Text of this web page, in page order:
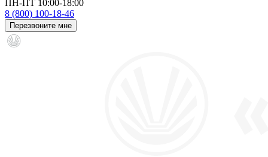
ПН-ПТ 10:00-18:00
8 (800) 100-18-46
Перезвоните мне